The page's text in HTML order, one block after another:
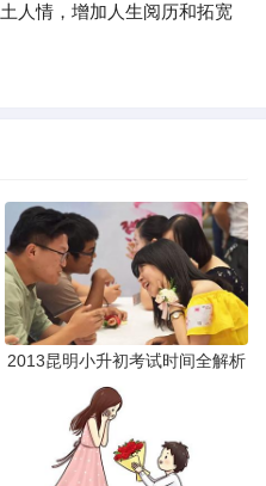
人情，增加人生阅历和拓宽
2013昆明小升初考试时间全解析